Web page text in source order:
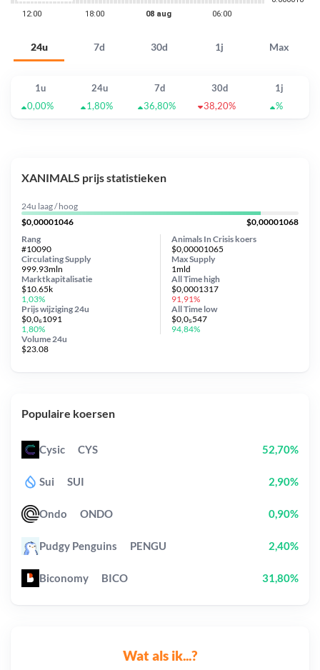
24u 7d 30d 1j Max
1u 24u 7d 30d
1j
0,00%
1,80% 36,80% 38,20% %
Wat als ik...?
XANIMALS prijs statistieken
24u laag / hoog
$0,00001046
$0,00001068
Animals In Crisis koers
$0,00001065
Circulating Supply
999.93mln
Prijs wijziging 24u
$0,0₆1091
1,80%
Max Supply
1mld
Marktkapitalisatie
$10.65k
1,03%
Volume 24u
$23.08
Rang
#10090
All Timehigh
$0,0001317
91,91%
All Time low
$0,0₅547
94,84%
Populaire koersen
Cysic CYS 52,70%
Sui SUI 2,90%
Ondo ONDO 0,90%
Pudgy Penguins PENGU 2,40%
Biconomy BICO 31,80%